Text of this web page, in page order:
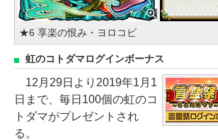
★6 享楽の恨み・ヨロコビ
虹のコトダマログインボーナス
12月29日より2019年1月1
日まで、毎日100個の虹のコ
トダマがプレゼントされ
る。